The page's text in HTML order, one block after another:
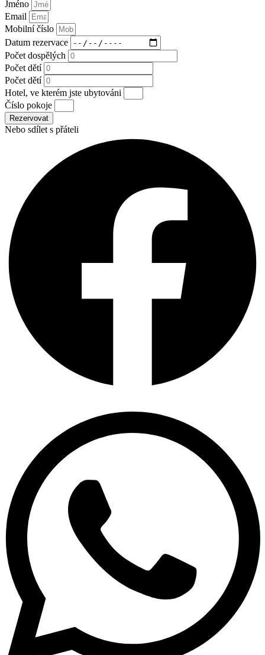
Jméno
Email
Mobilní číslo
Datum rezervace
Počet dospělých
Počet dětí
Počet dětí
Hotel, ve kterém jste ubytováni
Číslo pokoje
Rezervovat
Nebo sdílet s přáteli